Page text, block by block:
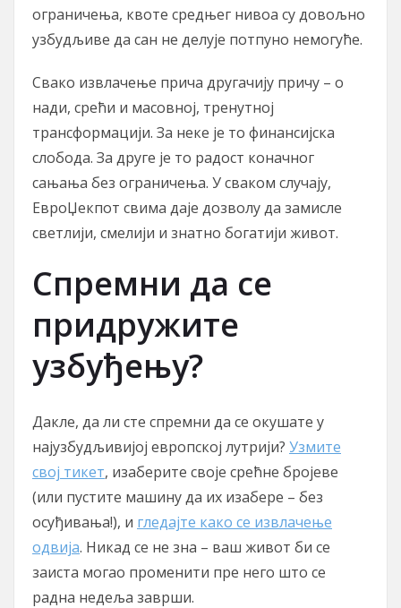
ограничења, квоте средњег нивоа су довољно
узбудљиве да сан не делује потпуно немогуће.
Свако извлачење прича другачију причу – о
нади, срећи и масовној, тренутној
трансформацији. За неке је то финансијска
слобода. За друге је то радост коначног
сањања без ограничења. У сваком случају,
ЕвроЏекпот свима даје дозволу да замисле
светлији, смелији и знатно богатији живот.
Спремни да се
придружите
узбуђењу?
Дакле, да ли сте спремни да се окушате у
најузбудљивијој европској лутрији? Узмите
свој тикет, изаберите своје срећне бројеве
(или пустите машину да их изабере – без
осуђивања!), и гледајте како се извлачење
одвија. Никад се не зна – ваш живот би се
заиста могао променити пре него што се
радна недеља заврши.